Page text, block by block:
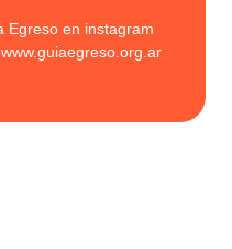
Egreso en instagram